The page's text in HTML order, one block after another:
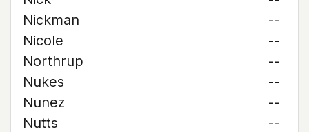
Nickman
--
Nicole
--
Northrup
--
Nukes
--
Nunez
--
Nutts
--